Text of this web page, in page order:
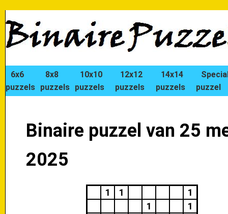
6x6
puzzels
8x8
puzzels
10x10
puzzels
12x12
puzzels
14x14
puzzels
puzzel
Binaire puzzel van 25
2025
1 1
1
1
1